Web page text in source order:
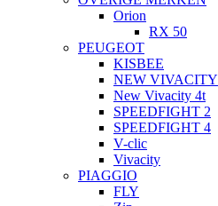
Orion
RX 50
PEUGEOT
KISBEE
NEW VIVACITY
New Vivacity 4t
SPEEDFIGHT 2
SPEEDFIGHT 4
V-clic
Vivacity
PIAGGIO
FLY